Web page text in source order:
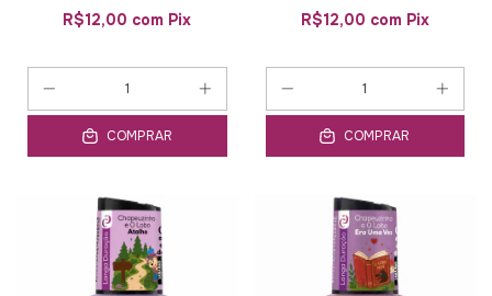
R$12,00 com Pix
COMPRAR
R$12,00 com Pix
COMPRAR